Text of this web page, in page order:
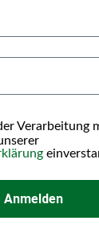
Verarbeitung
Anmelden